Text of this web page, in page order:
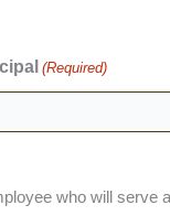
(Required)
who will